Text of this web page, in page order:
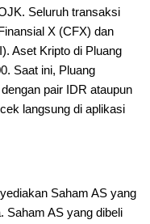
Seluruh transaksi
X (CFX) dan
Aset Kripto di Pluang
Saat ini, Pluang
pair IDR ataupun
langsung di aplikasi
Saham AS yang
Saham AS yang dibeli